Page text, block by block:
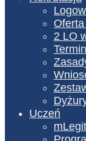
2 LO
Uczeń